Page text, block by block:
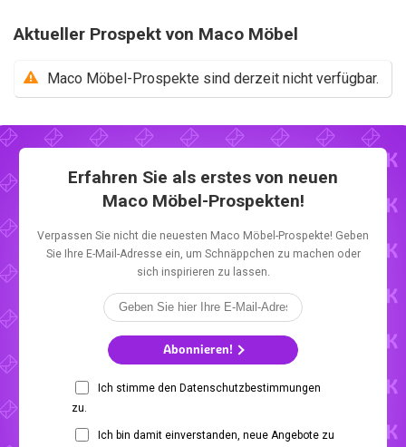
Aktueller Prospekt von Maco Möbel
Maco Möbel-Prospekte sind derzeit nicht verfügbar.
Erfahren Sie als erstes von neuen
Maco Möbel-Prospekten!
Verpassen Sie nicht die neuesten Maco Möbel-Prospekte! Geben
Sie Ihre E-Mail-Adresse ein, um Schnäppchen zu machen oder
sich inspirieren zu lassen.
Abonnieren!
Ich stimme den Datenschutzbestimmungen
zu.
Ich bin damit einverstanden, neue Angebote zu